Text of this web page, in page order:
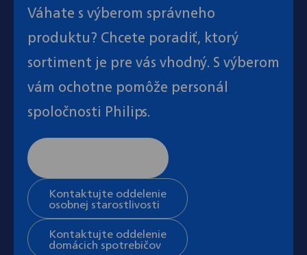
Váhate s výberom správneho
produktu? Chcete poradiť, ktorý
sortiment je pre vás vhodný. S výberom
vám ochotne pomôže personál
spoločnosti Philips.
Kontaktujte oddelenie
osobnej starostlivosti
Kontaktujte oddelenie
domácich spotrebičov